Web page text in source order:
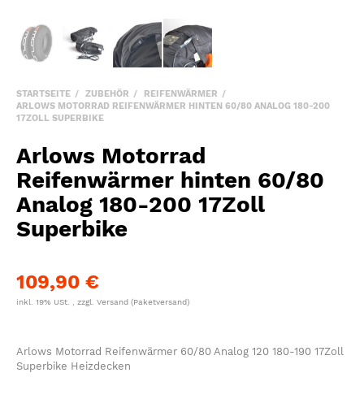
STARTSEITE ZUBEHÖR
REIFENWÄRMER
ARLOWS MOTORRAD REIFENWÄRMER HINTEN 60/80 ANALOG 180-200
17ZOLL SUPERBIKE
Arlows Motorrad
Reifenwärmer hinten 60/80
Analog 180-200 17Zoll
Superbike
109,90 €
inkl. 19% USt. , zzgl. Versand (Paketversand)
Arlows Motorrad Reifenwärmer 60/80 Analog 120 180-190 17Zoll
Superbike Heizdecken